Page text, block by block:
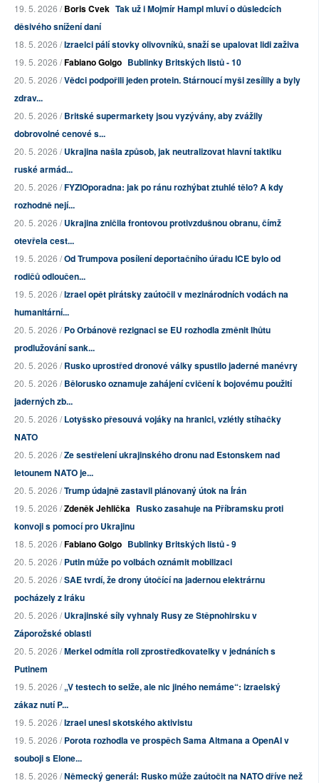
19. 5. 2026 /Boris Cvek Tak už i Mojmír Hampl mluví o důsledcích
děsivého snížení daní
18. 5. 2026 /Izraelci pálí stovky olivovníků, snaží se upalovat lidi zaživa
19. 5. 2026 /Fabiano Golgo Bublinky Britských listů - 10
20. 5. 2026 /Vědci podpořili jeden protein. Stárnoucí myši zesílily a byly
zdrav...
20. 5. 2026 /Britské supermarkety jsou vyzývány, aby zvážily
dobrovolné cenové s...
20. 5. 2026 /Ukrajina našla způsob, jak neutralizovat hlavní taktiku
ruské armád...
20. 5. 2026 /FYZIOporadna: jak po ránu rozhýbat ztuhlé tělo? A kdy
rozhodně nejí...
20. 5. 2026 /Ukrajina zničila frontovou protivzdušnou obranu, čímž
otevřela cest...
19. 5. 2026 /Od Trumpova posílení deportačního úřadu ICE bylo od
rodičů odloučen...
19. 5. 2026 /Izrael opět pirátsky zaútočil v mezinárodních vodách na
humanitární...
20. 5. 2026 /Po Orbánově rezignaci se EU rozhodla změnit lhůtu
prodlužování sank...
20. 5. 2026 /Rusko uprostřed dronové války spustilo jaderné manévry
20. 5. 2026 /Bělorusko oznamuje zahájení cvičení k bojovému použití
jaderných zb...
20. 5. 2026 /Lotyšsko přesouvá vojáky na hranici, vzlétly stíhačky
NATO
20. 5. 2026 /Ze sestřelení ukrajinského dronu nad Estonskem nad
letounem NATO je...
20. 5. 2026 /Trump údajně zastavil plánovaný útok na Írán
19. 5. 2026 /Zdeněk Jehlička Rusko zasahuje na Příbramsku proti
konvoji s pomocí pro Ukrajinu
18. 5. 2026 /Fabiano Golgo Bublinky Britských listů - 9
20. 5. 2026 /Putin může po volbách oznámit mobilizaci
20. 5. 2026 /SAE tvrdí, že drony útočící na jadernou elektrárnu
pocházely z Iráku
20. 5. 2026 /Ukrajinské síly vyhnaly Rusy ze Stěpnohirsku v
Záporožské oblasti
20. 5. 2026 /Merkel odmítla roli zprostředkovatelky v jednáních s
Putinem
19. 5. 2026 /„V testech to selže, ale nic jiného nemáme“: izraelský
zákaz nutí P...
19. 5. 2026 /Izrael unesl skotského aktivistu
19. 5. 2026 /Porota rozhodla ve prospěch Sama Altmana a OpenAI v
souboji s Elone...
18. 5. 2026 /Německý generál: Rusko může zaútočit na NATO dříve než